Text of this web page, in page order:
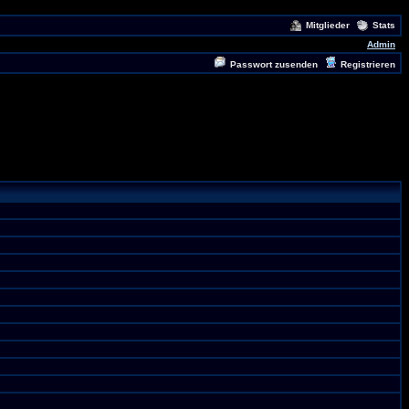
Mitglieder
Stats
Admin
Passwort zusenden Registrieren